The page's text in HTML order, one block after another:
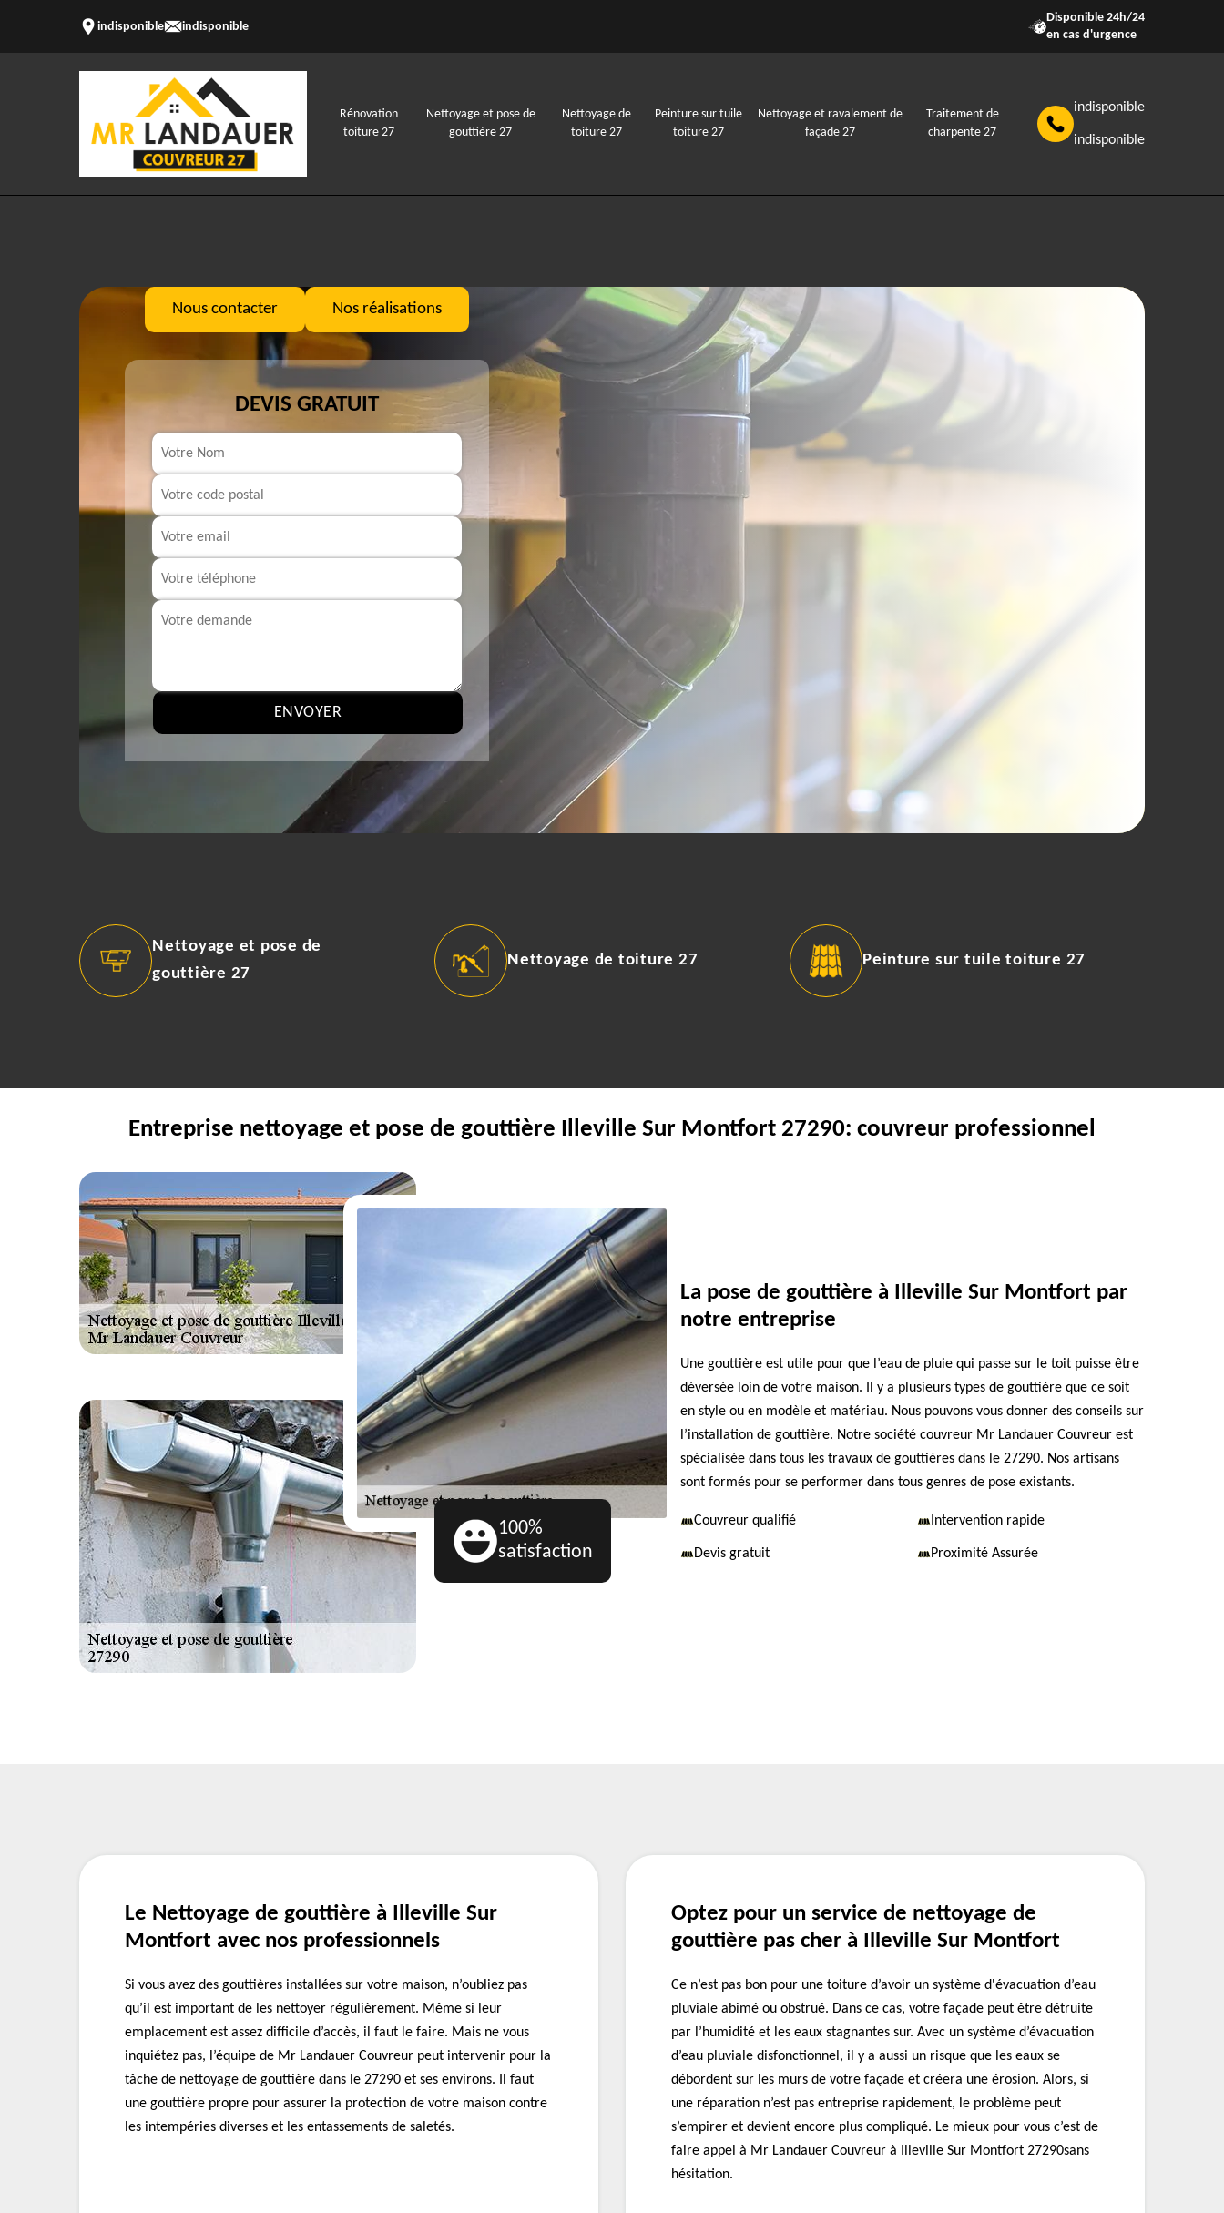
indisponible indisponible
Disponible 24h/24
en cas d'urgence
Rénovation
toiture 27
Nettoyage et pose de
gouttière 27
Nettoyage de
toiture 27
Peinture sur tuile
toiture 27
Nettoyage et ravalement de
façade 27
Traitement de
charpente 27
indisponible
indisponible
Nous contacter Nos réalisations
DEVIS GRATUIT
Nettoyage et pose de
gouttière 27
Nettoyage de toiture 27 Peinture sur tuile toiture 27
Entreprise nettoyage et pose de gouttière Illeville Sur Montfort 27290: couvreur professionnel
100%
satisfaction
La pose de gouttière à Illeville Sur Montfort par
notre entreprise
Une gouttière est utile pour que l’eau de pluie qui passe sur le toit puisse être
déversée loin de votre maison. Il y a plusieurs types de gouttière que ce soit
en style ou en modèle et matériau. Nous pouvons vous donner des conseils sur
l’installation de gouttière. Notre société couvreur Mr Landauer Couvreur est
spécialisée dans tous les travaux de gouttières dans le 27290. Nos artisans
sont formés pour se performer dans tous genres de pose existants.
Couvreur qualifié Intervention rapide
Devis gratuit Proximité Assurée
Le Nettoyage de gouttière à Illeville Sur
Montfort avec nos professionnels
Si vous avez des gouttières installées sur votre maison, n’oubliez pas
qu’il est important de les nettoyer régulièrement. Même si leur
emplacement est assez difficile d’accès, il faut le faire. Mais ne vous
inquiétez pas, l’équipe de Mr Landauer Couvreur peut intervenir pour la
tâche de nettoyage de gouttière dans le 27290 et ses environs. Il faut
une gouttière propre pour assurer la protection de votre maison contre
les intempéries diverses et les entassements de saletés.
Optez pour un service de nettoyage de
gouttière pas cher à Illeville Sur Montfort
Ce n’est pas bon pour une toiture d’avoir un système d'évacuation d’eau
pluviale abimé ou obstrué. Dans ce cas, votre façade peut être détruite
par l’humidité et les eaux stagnantes sur. Avec un système d’évacuation
d’eau pluviale disfonctionnel, il y a aussi un risque que les eaux se
débordent sur les murs de votre façade et créera une érosion. Alors, si
une réparation n’est pas entreprise rapidement, le problème peut
s’empirer et devient encore plus compliqué. Le mieux pour vous c’est de
faire appel à Mr Landauer Couvreur à Illeville Sur Montfort 27290sans
hésitation.